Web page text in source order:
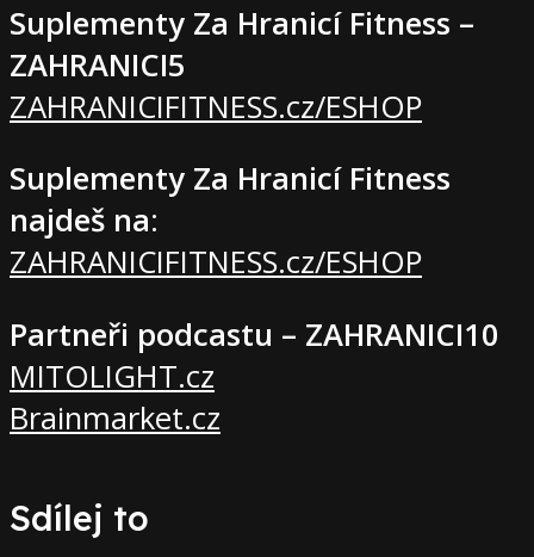
Suplementy Za Hranicí Fitness –
ZAHRANICI5
ZAHRANICIFITNESS.cz/ESHOP
Suplementy Za Hranicí Fitness
najdeš na:
ZAHRANICIFITNESS.cz/ESHOP
Partneři podcastu – ZAHRANICI10
MITOLIGHT.cz
Brainmarket.cz
Sdílej to